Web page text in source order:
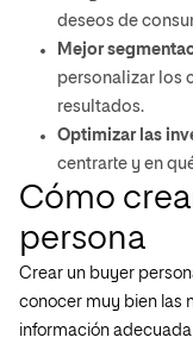
deseos de
Mejor
personalizar los
resultados.
Optimizar las
centrarte y en
Cómo
persona
Crear un buyer
conocer muy bien las
información